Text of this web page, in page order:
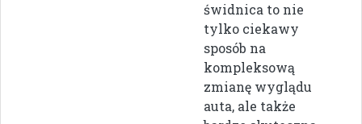
świdnica to nie
tylko ciekawy
sposób na
kompleksową
zmianę wyglądu
auta, ale także